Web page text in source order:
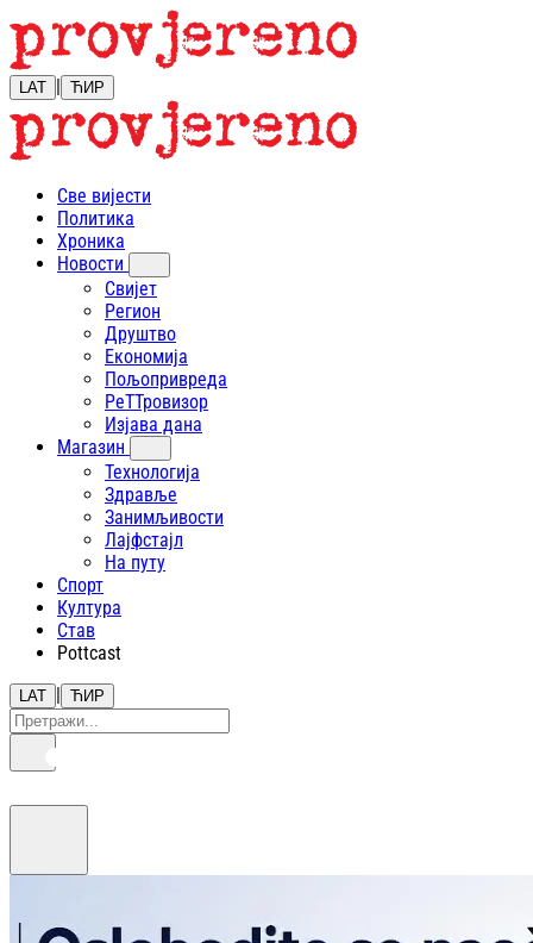
LAT | ЋИР
Све вијести
Политика
Хроника
Новости
Свијет
Регион
Друштво
Економија
Пољопривреда
РеТТровизор
Изјава дана
Магазин
Технологија
Здравље
Занимљивости
Лајфстajл
На путу
Спорт
Култура
Став
Pottcast
LAT | ЋИР